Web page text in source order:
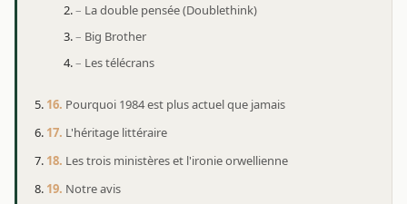
La double pensée (Doublethink)
Big Brother
Les télécrans
Pourquoi 1984 est plus actuel que jamais
L'héritage littéraire
Les trois ministères et l'ironie orwellienne
Notre avis